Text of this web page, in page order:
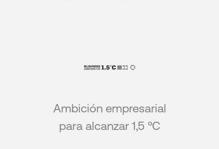
Ambición empresarial
para alcanzar 1,5 °C